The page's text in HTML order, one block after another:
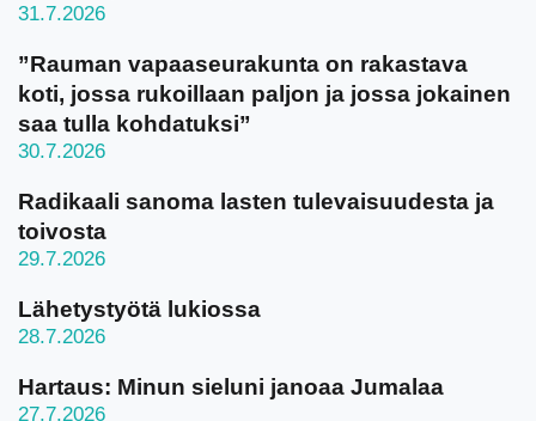
31.7.2026
”Rauman vapaaseurakunta on rakastava
koti, jossa rukoillaan paljon ja jossa jokainen
saa tulla kohdatuksi”
30.7.2026
Radikaali sanoma lasten tulevaisuudesta ja
toivosta
29.7.2026
Lähetystyötä lukiossa
28.7.2026
Hartaus: Minun sieluni janoaa Jumalaa
27.7.2026